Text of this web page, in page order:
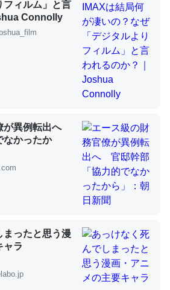
は多い分量。進化すればするほど分
う
いての考察（１） - conceptualization
ないのか。知らんかった。調べたら
分はエビの600分の1程度。
昆虫学の大問題＝「昆虫はなぜ海にいな
シウムも酸素も不足してて両方に不
てるのでは」とあって面白い。海に
ニ・ウミグモ）はカルシウムを使わ
筈だが、酵素が違うのか？
フィルム」と言
Connolly
が異例転出へ
なかったか
まったと思う漫
ャラ